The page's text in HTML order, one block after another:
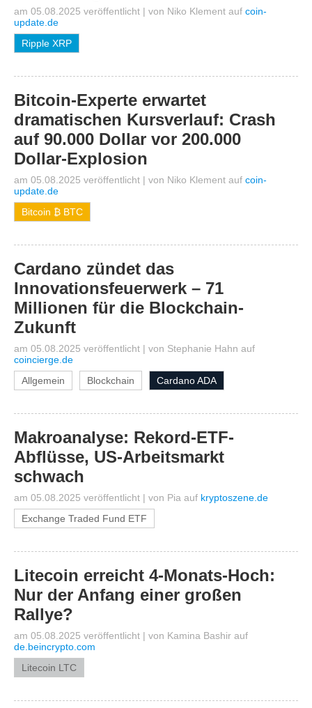
am 05.08.2025 veröffentlicht | von Niko Klement auf coin-
update.de
Ripple XRP
Bitcoin-Experte erwartet
dramatischen Kursverlauf: Crash
auf 90.000 Dollar vor 200.000
Dollar-Explosion
am 05.08.2025 veröffentlicht | von Niko Klement auf coin-
update.de
Bitcoin ₿ BTC
Cardano zündet das
Innovationsfeuerwerk – 71
Millionen für die Blockchain-
Zukunft
am 05.08.2025 veröffentlicht | von Stephanie Hahn auf
coincierge.de
Allgemein
Blockchain Cardano ADA
Makroanalyse: Rekord-ETF-
Abflüsse, US-Arbeitsmarkt
schwach
am 05.08.2025 veröffentlicht | von Pia auf kryptoszene.de
Exchange Traded Fund ETF
Litecoin erreicht 4-Monats-Hoch:
Nur der Anfang einer großen
Rallye?
am 05.08.2025 veröffentlicht | von Kamina Bashir auf
de.beincrypto.com
Litecoin LTC